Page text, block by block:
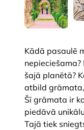
Kādā pasaulē
šajā planētā?
atbild
Šī grāmata ir
piedāvā
Tajā tiek